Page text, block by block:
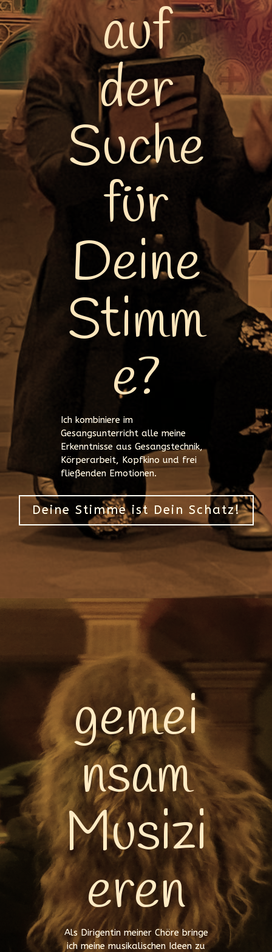
auf
der
Suche
für
Deine
Stimm
e?
Ich kombiniere im
Gesangsunterricht alle meine
Erkenntnisse aus Gesangstechnik,
Körperarbeit, Kopfkino und frei
fließenden Emotionen.
Deine Stimme ist Dein Schatz!
gemei
nsam
Musizi
eren
Als Dirigentin meiner Chöre bringe
ich meine musikalischen Ideen zu